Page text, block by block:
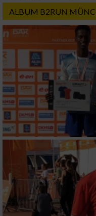
ALBUM B2RUN